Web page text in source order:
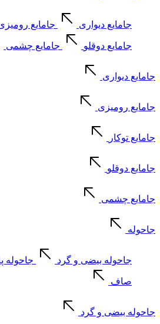
جامایع دیواری جامایع
جامایع دوقلو جامایع چشمی
جامایع دیواری
جامایع رومیزی
جامایع توکار
جامایع دوقلو
جامایع چشمی
جاحوله
جاحوله بیضی و گرد جاحوله
صاف
جاحوله بیضی و گرد